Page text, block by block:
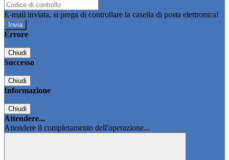
E-mail inviata, si prega di controllare la casella di posta elettronica!
Errore
Chiudi
Successo
Chiudi
Informazione
Chiudi
Attendere...
Attendere il completamento dell'operazione...